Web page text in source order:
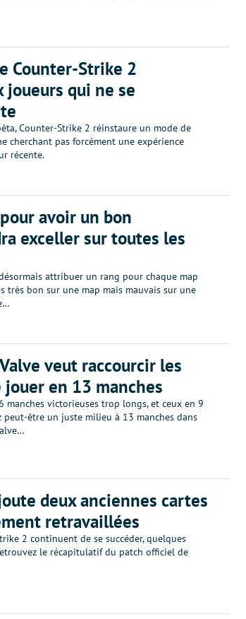
Counter-Strike 2
joueurs qui ne se
Counter-Strike 2 réinstaure un mode de
cherchant pas forcément une expérience
récente.
avoir un bon
exceller sur toutes les
attribuer un rang pour chaque map
très bon sur une map mais mauvais sur une
veut raccourcir les
en 13 manches
manches victorieuses trop longs, et ceux en 9
peut-être un juste milieu à 13 manches dans
deux anciennes cartes
retravaillées
2 continuent de se succéder, quelques
le récapitulatif du patch officiel de